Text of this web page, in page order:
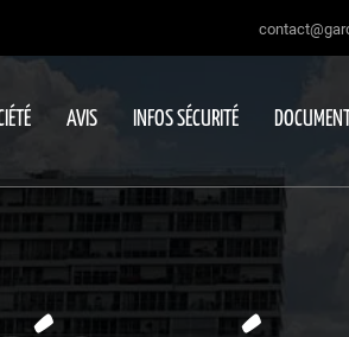
AVIS INFOS SÉCURITÉ